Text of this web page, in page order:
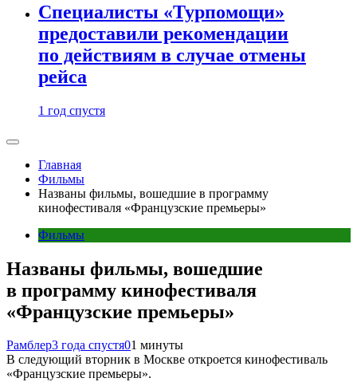
Специалисты «Турпомощи»
предоставили рекомендации
по действиям в случае отмены
рейса
1 год спустя
Главная
Фильмы
Названы фильмы, вошедшие в программу
кинофестиваля «Французские премьеры»
Фильмы
Названы фильмы, вошедшие
в программу кинофестиваля
«Французские премьеры»
Рамблер3 года спустя01 минуты
В следующий вторник в Москве откроется кинофестиваль
«Французские премьеры».